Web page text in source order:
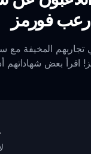
رعب فورمز
تجاربهم المخيفة مع